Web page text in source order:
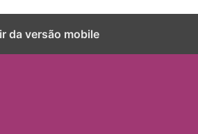
da versão mobile